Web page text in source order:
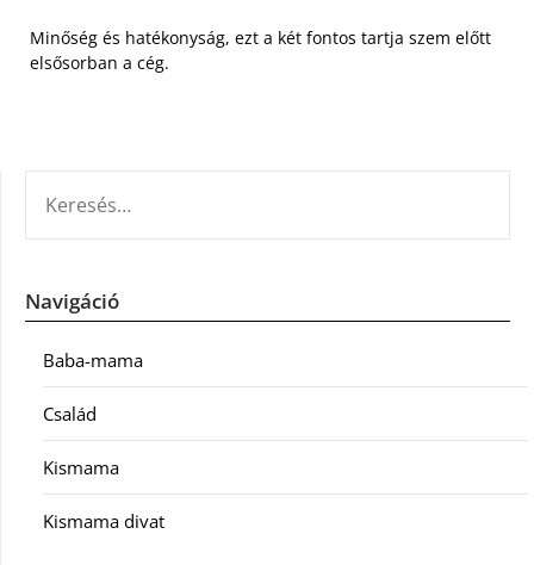
Minőség és hatékonyság, ezt a két fontos tartja szem előtt
elsősorban a cég.
Navigáció
Baba-mama
Család
Kismama
Kismama divat